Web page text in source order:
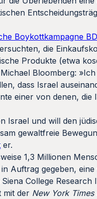
Boykottkampagne
die
Produkte (etwa
Bloomberg:
dass Israel
einer von denen,
Israel und will den
gewaltfreie
er.
1,3 Millionen
Auftrag gegeben,
College
mit der New York Times